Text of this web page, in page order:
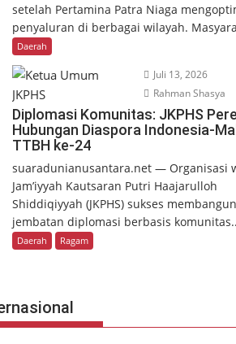
setelah Pertamina Patra Niaga
penyaluran di berbagai wilayah.
Daerah
Juli 13, 2026
Rahman Shasya
Diplomasi Komunitas: JKPHS
Hubungan Diaspora Indonesia-
TTBH ke-24
suaradunianusantara.net — Organisasi
Jam’iyyah Kautsaran Putri Haajarulloh
Shiddiqiyyah (JKPHS) sukses membangun
jembatan diplomasi berbasis
Daerah Ragam